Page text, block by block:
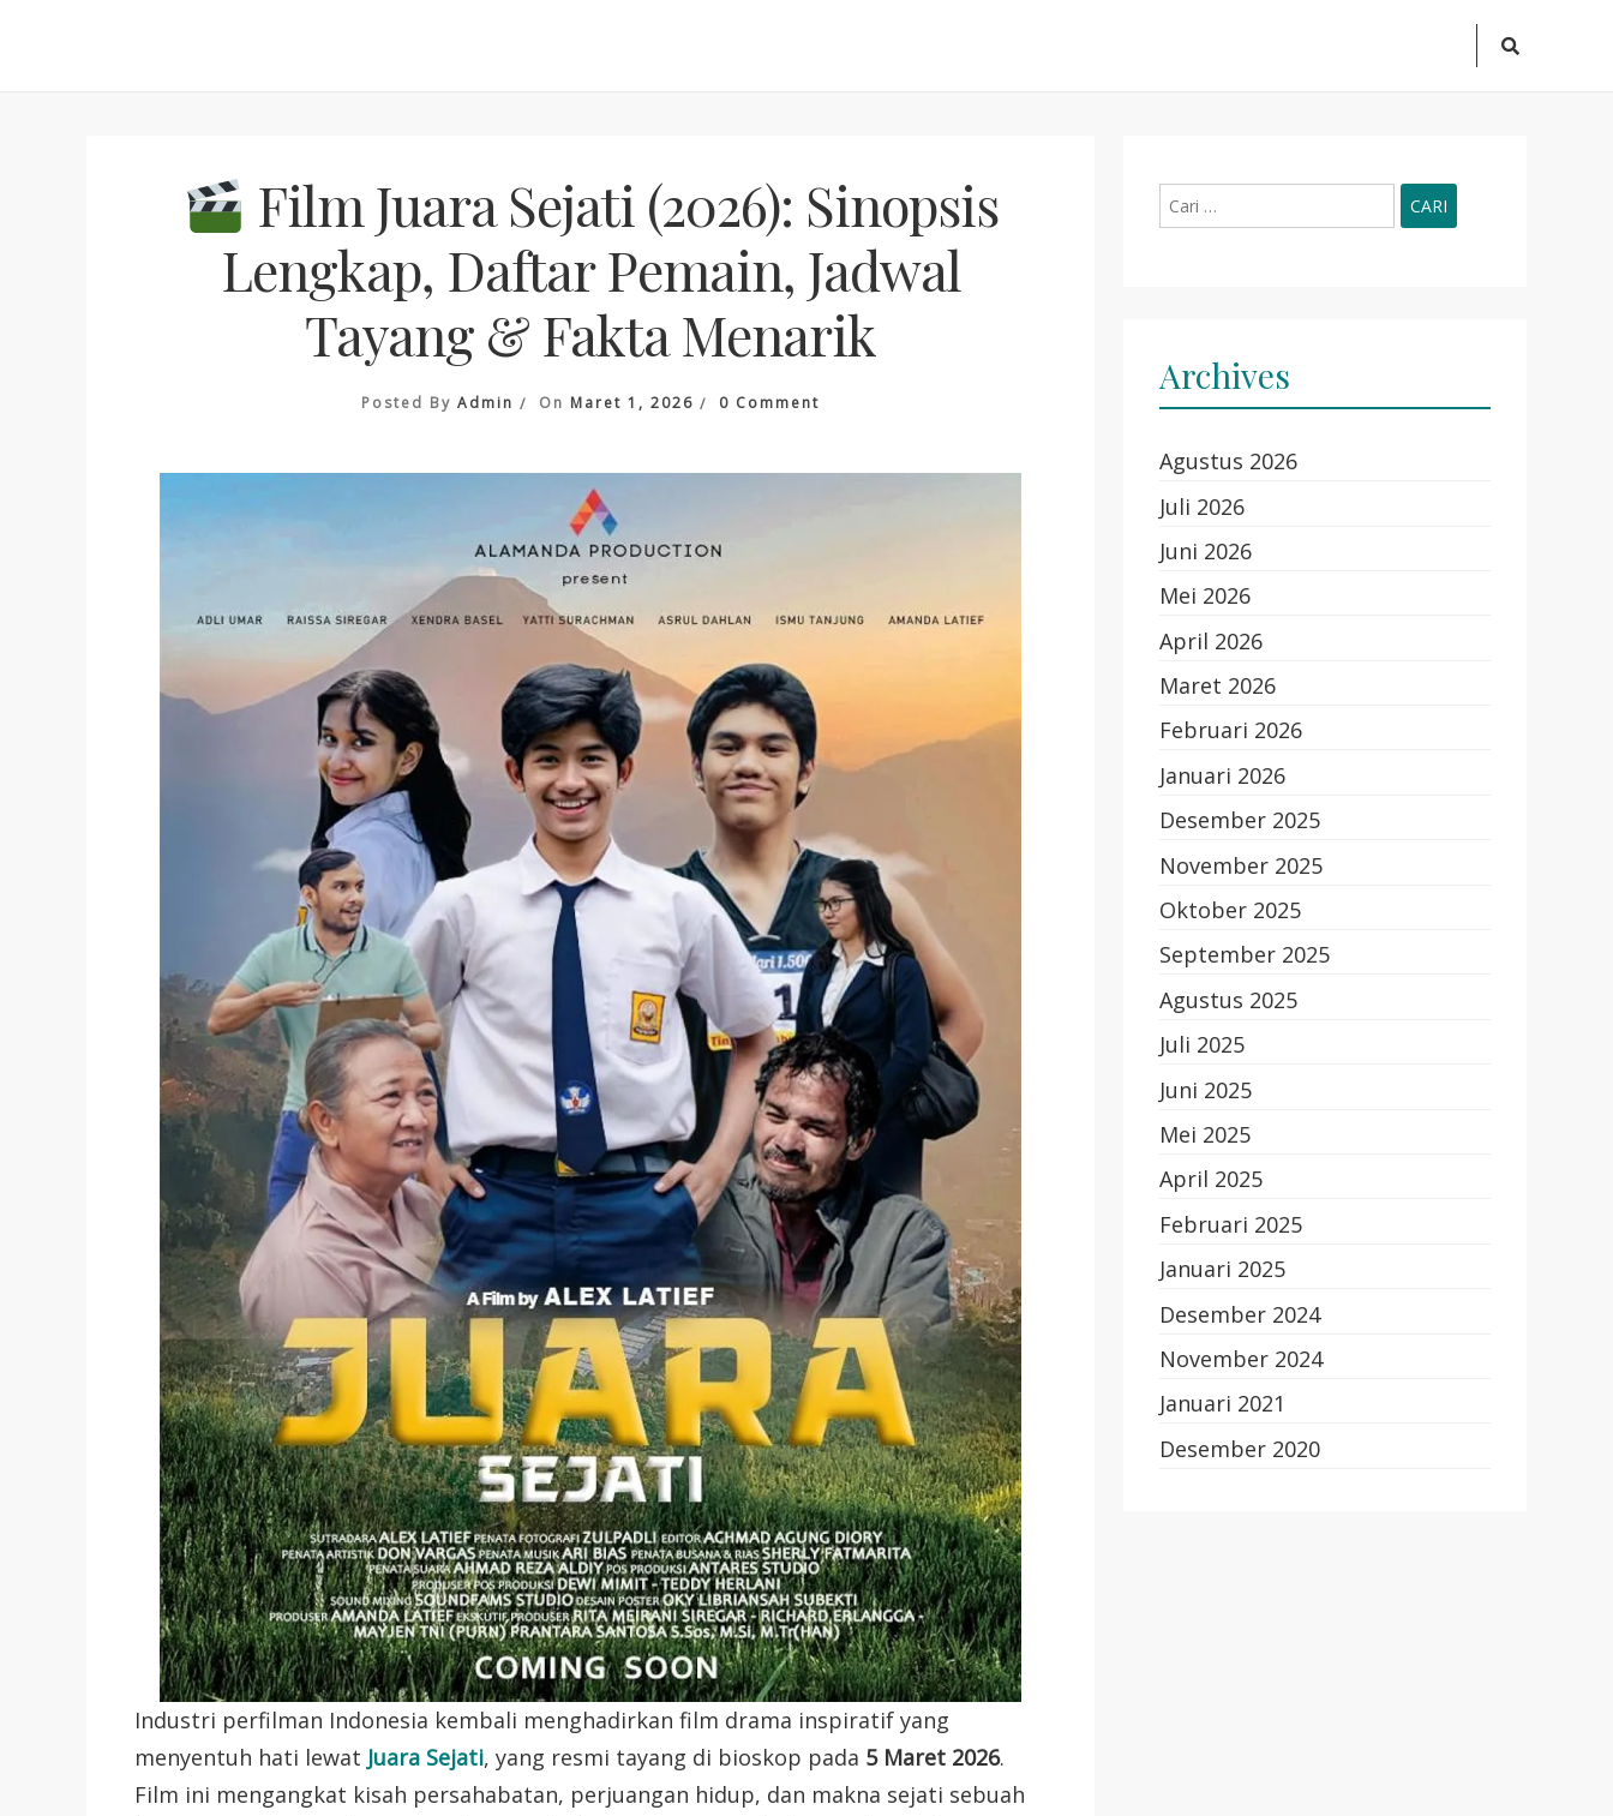
Search
Film Juara Sejati (2026): Sinopsis
Lengkap, Daftar Pemain, Jadwal
Tayang & Fakta Menarik
Posted By Admin On Maret 1, 2026 0 Comment
Juara
Pemain,
Menarik
Industri perfilman Indonesia kembali menghadirkan film drama inspiratif yang
menyentuh hati lewat Juara Sejati, yang resmi tayang di bioskop pada 5 Maret 2026.
Film ini mengangkat kisah persahabatan, perjuangan hidup, dan makna sejati sebuah
untuk:
Archives
Agustus 2026
Juli 2026
Juni 2026
Mei 2026
April 2026
Maret 2026
Februari 2026
Januari 2026
Desember 2025
November 2025
Oktober 2025
September 2025
Agustus 2025
Juli 2025
Juni 2025
Mei 2025
April 2025
Februari 2025
Januari 2025
Desember 2024
November 2024
Januari 2021
Desember 2020